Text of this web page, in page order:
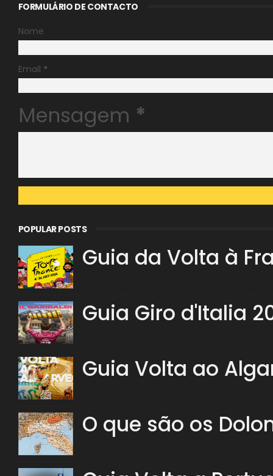
FORMULÁRIO DE CONTACTO
Nome
Email *
Mensagem *
POPULAR POSTS
Guia da Volta à
Guia Giro d'Italia
Guia Volta ao
O que são os